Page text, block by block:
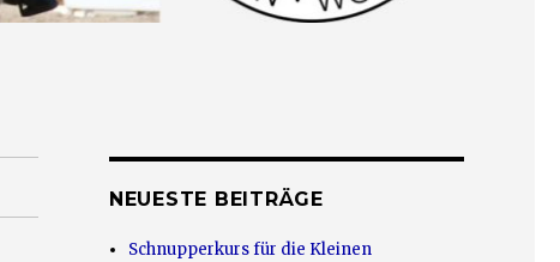
NEUESTE BEITRÄGE
Schnupperkurs für die Kleinen